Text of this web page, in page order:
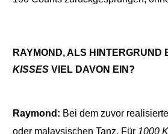
RAYMOND, ALS
KISSES VIEL DAVON EIN?
Raymond: Bei dem zuvor
oder malaysischen Tanz. Für 1000